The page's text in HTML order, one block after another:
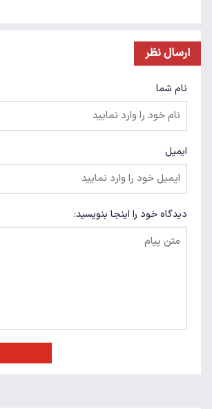
ارسال نظر
نام شما
ایمیل
دیدگاه خود را اینجا بنویسید: